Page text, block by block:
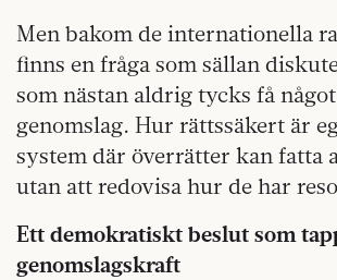
Men bakom de internationella
finns en fråga som sällan
som nästan aldrig tycks få
genomslag. Hur rättssäkert är
system där överrätter kan fatta
utan att redovisa hur de har
Ett demokratiskt beslut som
genomslagskraft